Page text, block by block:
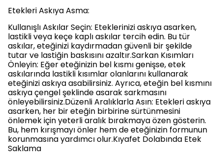
Etekleri Askıya Asma:
Kullanışlı Askılar Seçin: Eteklerinizi askıya asarken,
lastikli veya keçe kaplı askılar tercih edin. Bu tür
askılar, eteğinizi kaydırmadan güvenli bir şekilde
tutar ve lastiğin baskısını azaltır.Sarkan Kısımları
Önleyin: Eğer eteğinizin bel kısmı genişse, etek
askılarında lastikli kısımlar olanlarını kullanarak
eteğinizi askıya asabilirsiniz. Ayrıca, eteğin bel kısmını
askıya çengel şeklinde asarak sarkmasını
önleyebilirsiniz.Düzenli Aralıklarla Asın: Etekleri askıya
asarken, her bir eteğin birbirine sürtünmesini
önlemek için yeterli aralık bırakmaya özen gösterin.
Bu, hem kırışmayı önler hem de eteğinizin formunun
korunmasına yardımcı olur.Kıyafet Dolabında Etek
Saklama